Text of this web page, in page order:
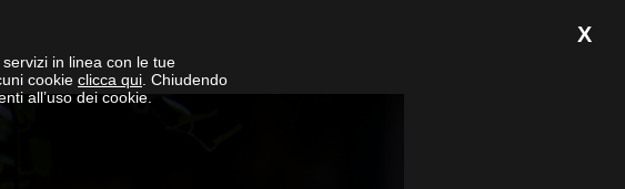
X
in linea con le tue
cookie clicca qui . Chiudendo
all’uso dei cookie.